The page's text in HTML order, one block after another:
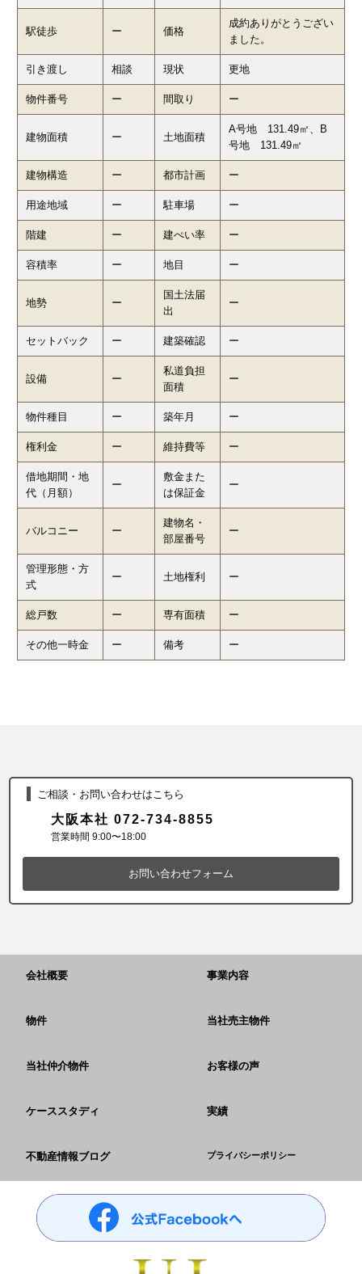
駅徒歩 ー 価格
成約ありがとうござい
ました。
引き渡し 相談 現状 更地
物件番号 ー 間取り ー
建物面積 ー 土地面積
A号地 131.49㎡、B
号地 131.49㎡
建物構造 ー 都市計画 ー
用途地域 ー 駐車場 ー
階建 ー 建ぺい率 ー
容積率 ー 地目 ー
地勢 ー
国土法届
出
ー
セットバック ー 建築確認 ー
設備 ー
私道負担
面積
ー
物件種目 ー 築年月 ー
権利金 ー 維持費等 ー
借地期間・地
代（月額）
ー
敷金また
は保証金
ー
バルコニー ー
建物名・
部屋番号
ー
管理形態・方
式
ー 土地権利 ー
総戸数 ー 専有面積 ー
その他一時金 ー 備考 ー
ご相談・お問い合わせはこちら
大阪本社 072-734-8855
営業時間 9:00〜18:00
お問い合わせフォーム
会社概要 事業内容
物件 当社売主物件
当社仲介物件 お客様の声
ケーススタディ 実績
不動産情報ブログ プライバシーポリシー